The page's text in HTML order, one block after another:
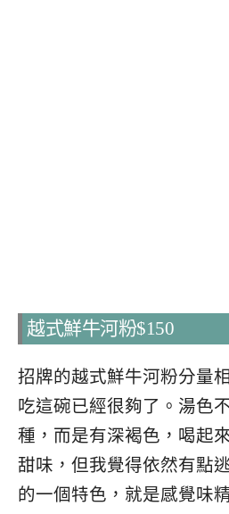
越式鮮牛河粉$150
招牌的越式鮮牛河粉分量
吃這碗已經很夠了。湯色
種，而是有深褐色，喝起
甜味，但我覺得依然有點
的一個特色，就是感覺味